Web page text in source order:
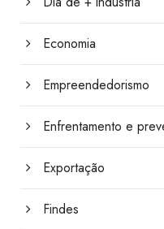
Economia
Empreendedorismo
Enfrentamento e
Exportação
Findes